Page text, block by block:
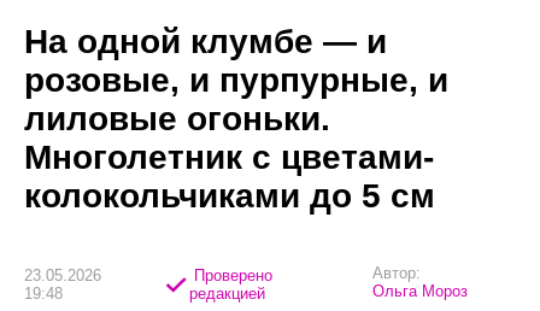
На одной клумбе — и
розовые, и пурпурные, и
лиловые огоньки.
Многолетник с цветами-
колокольчиками до 5 см
23.05.2026
19:48
Проверено
редакцией
Автор:
Ольга Мороз